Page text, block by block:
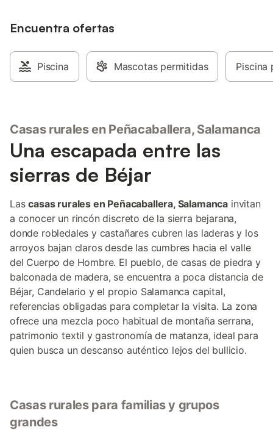
aparcamiento disponible en el recinto. Se
permite fumar ni celebrar eventos. No se
permite el ruido exterior después de
medianoche. Amplio aparcamiento está
cena disponibles bajo petición (por un
suplemento), y los huéspedes pueden
disfrutar de las rutas de senderismo
cercanas.
Encuentra ofertas
Piscina Mascotas permitidas Piscina
Casas rurales en Peñacaballera, Salamanca
Una escapada entre las
sierras de Béjar
Lascasas rurales en Peñacaballera, Salamanca invitan
a conocer un rincón discreto de la sierra bejarana,
donde robledales y castañares cubren las laderas y los
arroyos bajan claros desde las cumbres hacia el valle
del Cuerpo de Hombre. El pueblo, de casas de piedra y
balconada de madera, se encuentra a poca distancia de
Béjar, Candelario y el propio Salamanca capital,
referencias obligadas para completar la visita. La zona
ofrece una mezcla poco habitual de montaña serrana,
patrimonio textil y gastronomía de matanza, ideal para
quien busca un descanso auténtico lejos del bullicio.
Casas rurales para familias y grupos
grandes